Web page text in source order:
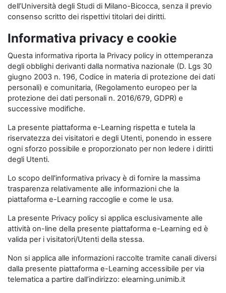
dell’Università degli Studi di Milano-Bicocca, senza il previo
consenso scritto dei rispettivi titolari dei diritti.
Informativa privacy e cookie
Questa informativa riporta la Privacy policy in ottemperanza
degli obblighi derivanti dalla normativa nazionale (D. Lgs 30
giugno 2003 n. 196, Codice in materia di protezione dei dati
personali) e comunitaria, (Regolamento europeo per la
protezione dei dati personali n. 2016/679, GDPR) e
successive modifiche.
La presente piattaforma e-Learning rispetta e tutela la
riservatezza dei visitatori e degli Utenti, ponendo in essere
ogni sforzo possibile e proporzionato per non ledere i diritti
degli Utenti.
Lo scopo dell'informativa privacy è di fornire la massima
trasparenza relativamente alle informazioni che la
piattaforma e-Learning raccoglie e come le usa.
La presente Privacy policy si applica esclusivamente alle
attività on-line della presente piattaforma e-Learning ed è
valida per i visitatori/Utenti della stessa.
Non si applica alle informazioni raccolte tramite canali diversi
dalla presente piattaforma e-Learning accessibile per via
telematica a partire dall’indirizzo: elearning.unimib.it